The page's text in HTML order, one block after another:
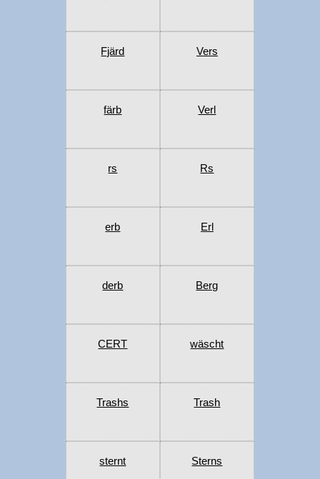
Fjärd Vers
färb Verl
rs Rs
erb Erl
derb Berg
CERT wäscht
Trashs Trash
sternt Sterns